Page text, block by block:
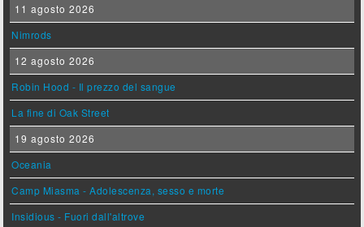
11 agosto 2026
Nimrods
12 agosto 2026
Robin Hood - Il prezzo del sangue
La fine di Oak Street
19 agosto 2026
Oceania
Camp Miasma - Adolescenza, sesso e morte
Insidious - Fuori dall'altrove